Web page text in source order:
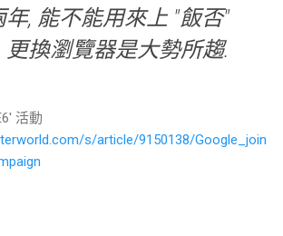
年, 能不能用來上 "飯否"
更換瀏覽器是大勢所趨.
活動
s/article/9150138/Google_join